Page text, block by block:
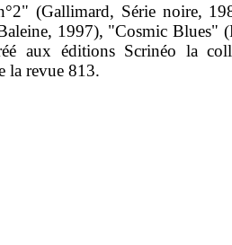
(Gallimard, Série noire,
1997), "Cosmic Blues"
aux éditions Scrinéo la
la revue 813.